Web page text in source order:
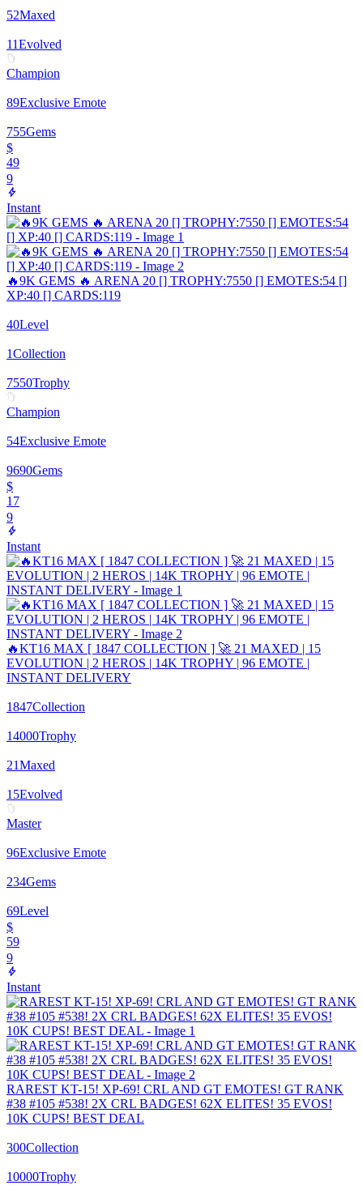
52Maxed
11Evolved
Champion
89Exclusive Emote
755Gems
$
49
9
Instant
🔥9K GEMS 🔥 ARENA 20 [] TROPHY:7550 [] EMOTES:54 []
XP:40 [] CARDS:119
40Level
1Collection
7550Trophy
Champion
54Exclusive Emote
9690Gems
$
17
9
Instant
🔥KT16 MAX [ 1847 COLLECTION ] 🚀 21 MAXED | 15
EVOLUTION | 2 HEROS | 14K TROPHY | 96 EMOTE |
INSTANT DELIVERY
1847Collection
14000Trophy
21Maxed
15Evolved
Master
96Exclusive Emote
234Gems
69Level
$
59
9
Instant
RAREST KT-15! XP-69! CRL AND GT EMOTES! GT RANK
#38 #105 #538! 2X CRL BADGES! 62X ELITES! 35 EVOS!
10K CUPS! BEST DEAL
300Collection
10000Trophy